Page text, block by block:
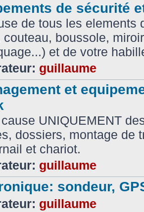
de sécurité
de tous les elements
couteau, boussole,
et de votre
guillaume
et
UNIQUEMENT
dossiers, montage de
et chariot.
guillaume
sondeur,
guillaume